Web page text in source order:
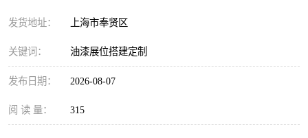
发货地址： 上海市奉贤区
关键词： 油漆展位搭建定制
发布日期： 2026-08-07
阅 读 量： 315